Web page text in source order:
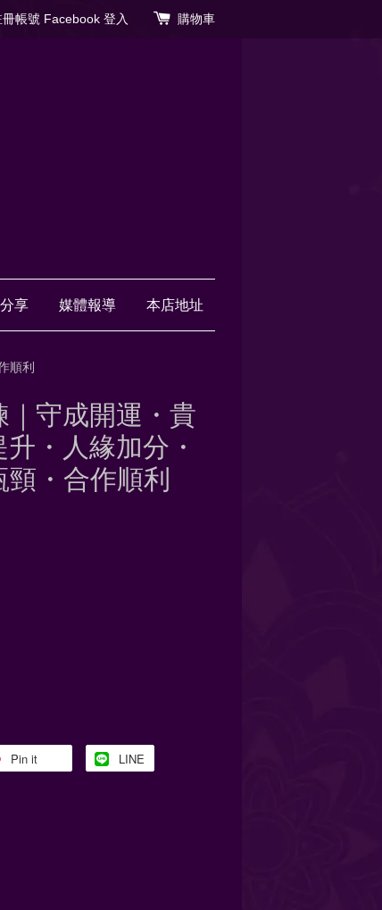
冊帳號 Facebook 登入 購物車
享 媒體報導 本店地址
順利
｜守成開運・貴
・人緣加分・
・合作順利
Pin it LINE